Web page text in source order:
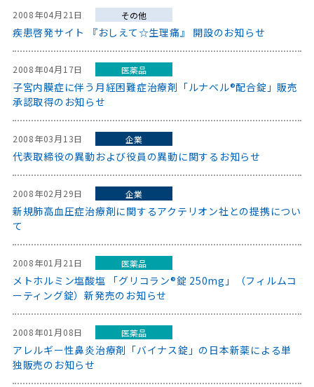
2008年04月21日 その他
疾患啓発サイト 『おしえて☆生理痛』 開設のお知らせ
2008年04月17日 医薬品
子宮内膜症に伴う月経困難症治療剤「ルナベル®配合錠」販売
承認取得のお知らせ
2008年03月13日 企業
代表取締役の異動および役員の異動に関するお知らせ
2008年02月29日 企業
新規肺高血圧症治療剤に関するアクテリオン社との提携につい
て
2008年01月21日 医薬品
メトホルミン塩酸塩 「グリコラン®錠 250mg」（フィルムコ
ーティング錠）新発売のお知らせ
2008年01月08日 医薬品
アレルギー性鼻炎治療剤「バイナス錠」の日本新薬による単
独販売のお知らせ